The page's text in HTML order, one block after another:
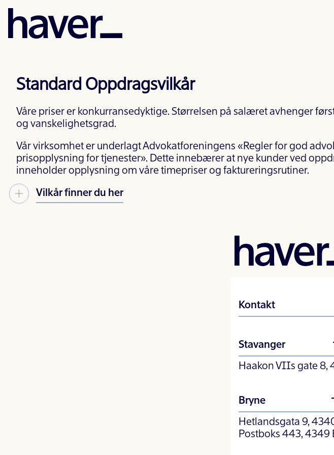
Standard Oppdragsvilkår
Våre priser er konkurransedyktige. Størrelsen på salæret avhenger
og vanskelighetsgrad.
Vår virksomhet er underlagt Advokatforeningens «Regler for god
prisopplysning for tjenester». Dette innebærer at nye kunder ved
inneholder opplysning om våre timepriser og faktureringsrutiner.
Vilkår finner du her
Kontakt
Stavanger
Haakon VIIs gate 8,
Bryne
Hetlandsgata 9,
Postboks 443, 4349